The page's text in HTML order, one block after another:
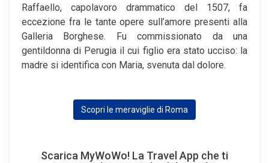
Raffaello, capolavoro drammatico del 1507, fa
eccezione fra le tante opere sull’amore presenti alla
Galleria Borghese. Fu commissionato da una
gentildonna di Perugia il cui figlio era stato ucciso: la
madre si identifica con Maria, svenuta dal dolore.
Scopri le meraviglie di Roma
Scarica MyWoWo! La Travel App che ti